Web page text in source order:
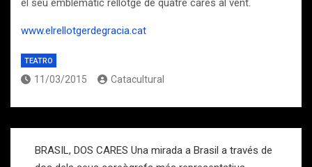
el seu emblemàtic rellotge de quatre cares al vent.
www.elrellotgerdegracia.cat
TEATRO
11/03/2015 Catacultural
BRASIL, DOS CARES Una mirada a Brasil a través de